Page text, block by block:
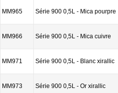
MM965 Série 900 0,5L - Mica pourpre
MM966 Série 900 0,5L - Mica cuivre
MM971 Série 900 0,5L - Blanc xirallic
MM973 Série 900 0,5L - Or xirallic